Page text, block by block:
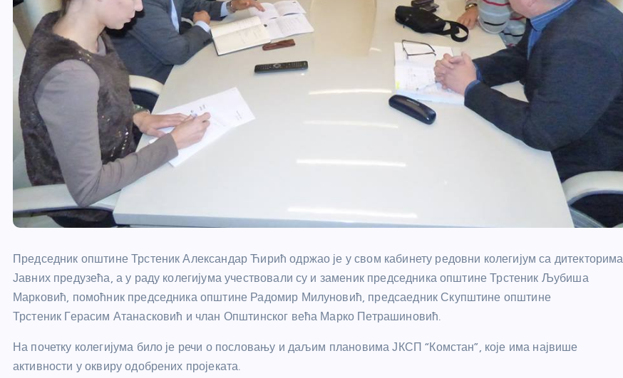
Председник општине Трстеник Александар Ћирић одржао је у свом кабинету редовни колегијум са дитекторима
Јавних предузећа, а у раду колегијума учествовали су и заменик председника општине Трстеник Љубиша
Марковић, помоћник председника општине Радомир Милуновић, предсаедник Скупштине општине
Трстеник Герасим Атанасковић и члан Општинског већа Марко Петрашиновић.
На почетку колегијума било је речи о пословању и даљим плановима ЈКСП “Комстан”, које има највише
активности у оквиру одобрених пројеката.